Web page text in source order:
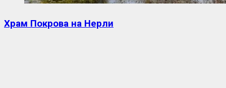
Храм Покрова на Нерли